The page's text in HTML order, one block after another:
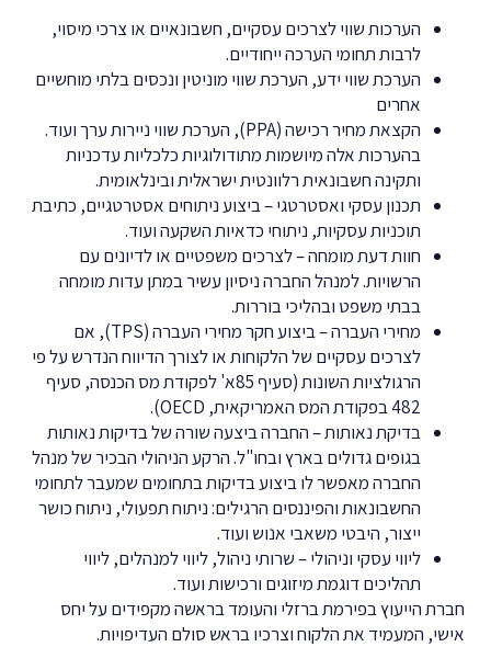
הערכות שווי לצרכים עסקיים, חשבונאיים או צרכי מיסוי,
לרבות תחומי הערכה ייחודיים.
הערכת שווי ידע, הערכת שווי מוניטין ונכסים בלתי מוחשיים
אחרים
הקצאת מחיר רכישה (PPA), הערכת שווי ניירות ערך ועוד.
בהערכות אלה מיושמות מתודולוגיות כלכליות עדכניות
ותקינה חשבונאית רלוונטית ישראלית ובינלאומית.
תכנון עסקי ואסטרטגי – ביצוע ניתוחים אסטרטגיים, כתיבת
תוכניות עסקיות, ניתוחי כדאיות השקעה ועוד.
חוות דעת מומחה – לצרכים משפטיים או לדיונים עם
הרשויות. למנהל החברה ניסיון עשיר במתן עדות מומחה
בבתי משפט ובהליכי בוררות.
מחירי העברה – ביצוע חקר מחירי העברה (TPS), אם
לצרכים עסקיים של הלקוחות או לצורך הדיווח הנדרש על פי
הרגולציות השונות (סעיף 85א' לפקודת מס הכנסה, סעיף
482 בפקודת המס האמריקאית, OECD).
בדיקת נאותות – החברה ביצעה שורה של בדיקות נאותות
בגופים גדולים בארץ ובחו"ל. הרקע הניהולי הבכיר של מנהל
החברה מאפשר לו ביצוע בדיקות בתחומים שמעבר לתחומי
החשבונאות והפיננסים הרגילים: ניתוח תפעולי, ניתוח כושר
ייצור, היבטי משאבי אנוש ועוד.
ליווי עסקי וניהולי – שרותי ניהול, ליווי למנהלים, ליווי
תהליכים דוגמת מיזוגים ורכישות ועוד.
חברת הייעוץ בפירמת ברזלי והעומד בראשה מקפידים על יחס
אישי, המעמיד את הלקוח וצרכיו בראש סולם העדיפויות.